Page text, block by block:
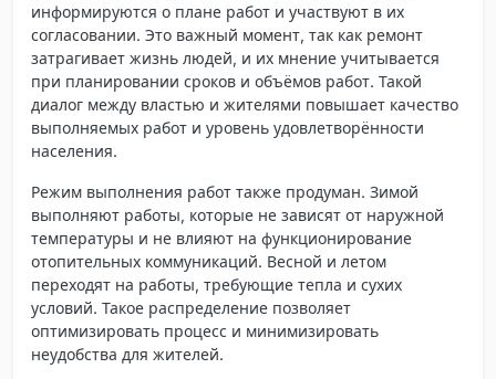
информируются о плане работ и участвуют в их
согласовании. Это важный момент, так как ремонт
затрагивает жизнь людей, и их мнение учитывается
при планировании сроков и объёмов работ. Такой
диалог между властью и жителями повышает качество
выполняемых работ и уровень удовлетворённости
населения.
Режим выполнения работ также продуман. Зимой
выполняют работы, которые не зависят от наружной
температуры и не влияют на функционирование
отопительных коммуникаций. Весной и летом
переходят на работы, требующие тепла и сухих
условий. Такое распределение позволяет
оптимизировать процесс и минимизировать
неудобства для жителей.